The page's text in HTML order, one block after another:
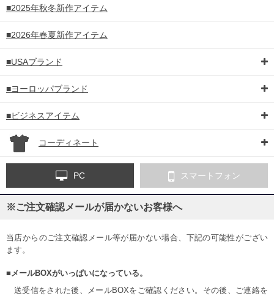
■2025年秋冬新作アイテム
■2026年春夏新作アイテム
■USAブランド
■ヨーロッパブランド
■ビジネスアイテム
コーディネート
PC スマートフォン
※ご注文確認メールが届かないお客様へ
当店からのご注文確認メール等が届かない場合、下記の可能性がござい
ます。
■メールBOXがいっぱいになっている。
送受信をされた後、メールBOXをご確認ください。その後、ご連絡を